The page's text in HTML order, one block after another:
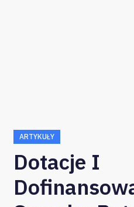
ARTYKUŁY
Dotacje I